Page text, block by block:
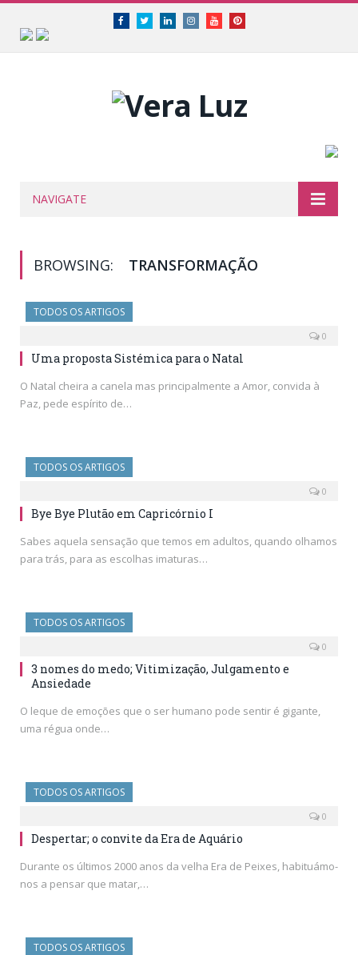
FacebookTwitterLinkedinInstagramYoutubePinterest
NAVIGATE
BROWSING: TRANSFORMAÇÃO
TODOS OS ARTIGOS
0
Uma proposta Sistémica para o Natal
O Natal cheira a canela mas principalmente a Amor, convida à
Paz, pede espírito de…
TODOS OS ARTIGOS
0
Bye Bye Plutão em Capricórnio I
Sabes aquela sensação que temos em adultos, quando olhamos
para trás, para as escolhas imaturas…
TODOS OS ARTIGOS
0
3 nomes do medo; Vitimização, Julgamento e
Ansiedade
O leque de emoções que o ser humano pode sentir é gigante,
uma régua onde…
TODOS OS ARTIGOS
0
Despertar; o convite da Era de Aquário
Durante os últimos 2000 anos da velha Era de Peixes, habituámo-
nos a pensar que matar,…
TODOS OS ARTIGOS